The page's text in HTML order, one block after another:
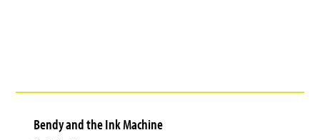
Bendy and the Ink Machine